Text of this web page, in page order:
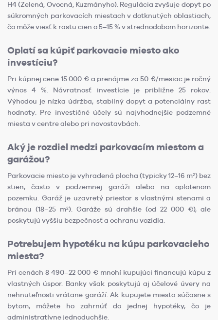
H4 (Zelená, Ovocná, Kuzmányho). Regulácia zvyšuje dopyt po
súkromných parkovacích miestach v dotknutých oblastiach,
čo môže viesť k rastu cien o 5–15 % v strednodobom horizonte.
Oplatí sa kúpiť parkovacie miesto ako
investíciu?
Pri kúpnej cene 15 000 € a prenájme za 50 €/mesiac je ročný
výnos 4 %. Návratnosť investície je približne 25 rokov.
Výhodou je nízka údržba, stabilný dopyt a potenciálny rast
hodnoty. Pre investičné účely sú najvhodnejšie podzemné
miesta v centre alebo pri novostavbách.
Aký je rozdiel medzi parkovacím miestom a
garážou?
Parkovacie miesto je vyhradená plocha (typicky 12–16 m²) bez
stien, často v podzemnej garáži alebo na oplotenom
pozemku. Garáž je uzavretý priestor s vlastnými stenami a
bránou (18–25 m²). Garáže sú drahšie (od 22 000 €), ale
poskytujú vyššiu bezpečnosť a ochranu vozidla.
Potrebujem hypotéku na kúpu parkovacieho
miesta?
Pri cenách 8 490–22 000 € mnohí kupujúci financujú kúpu z
vlastných úspor. Banky však poskytujú aj účelové úvery na
nehnuteľnosti vrátane garáží. Ak kupujete miesto súčasne s
bytom, môžete ho zahrnúť do jednej hypotéky, čo je
administratívne jednoduchšie.